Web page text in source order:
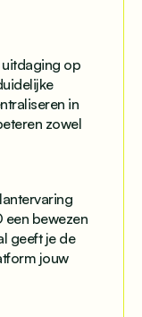
op
in
zowel
een bewezen
geeft je de
jouw